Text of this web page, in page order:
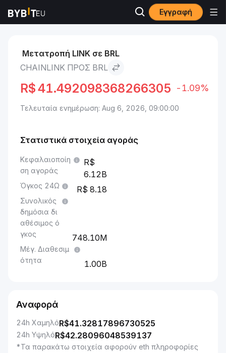
Εγγραφή
Αγορές Chainlink Τιμή LINK Chainlink to BRL
Μετατροπή LINK σε BRL
CHAINLINK ΠΡΟΣ BRL
R$41.492098368266305 -1.09%
Τελευταία ενημέρωση: Aug 6, 2026, 09:00:00
Στατιστικά στοιχεία αγοράς
Κεφαλαιοποίη
ση αγοράς
6.12B
Όγκος 24Ω 8.18
Συνολικός
δημόσια δι
αθέσιμος ό
γκος
748.10M
Μέγ. Διαθεσιμ
ότητα
1.00B
Αναφορά
24h ΧαμηλόR$41.32817896730525
24h ΥψηλόR$42.28096048539137
*Τα παρακάτω στοιχεία αφορούν eth πληροφορίες